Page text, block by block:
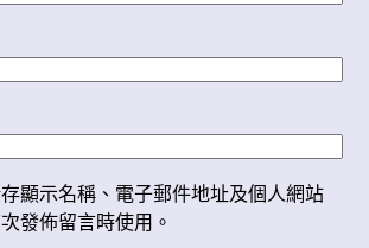
顯示名稱、電子郵件地址及個人網站
發佈留言時使用。